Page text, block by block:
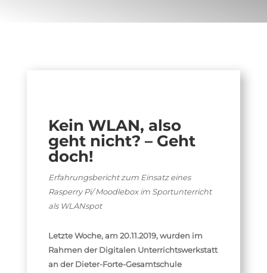
Kein WLAN, also
geht nicht? – Geht
doch!
Erfahrungsbericht zum Einsatz eines
Rasperry Pi/ Moodlebox im Sportunterricht
als WLANspot
Letzte Woche, am 20.11.2019, wurden im
Rahmen der Digitalen Unterrichtswerkstatt
an der Dieter-Forte-Gesamtschule